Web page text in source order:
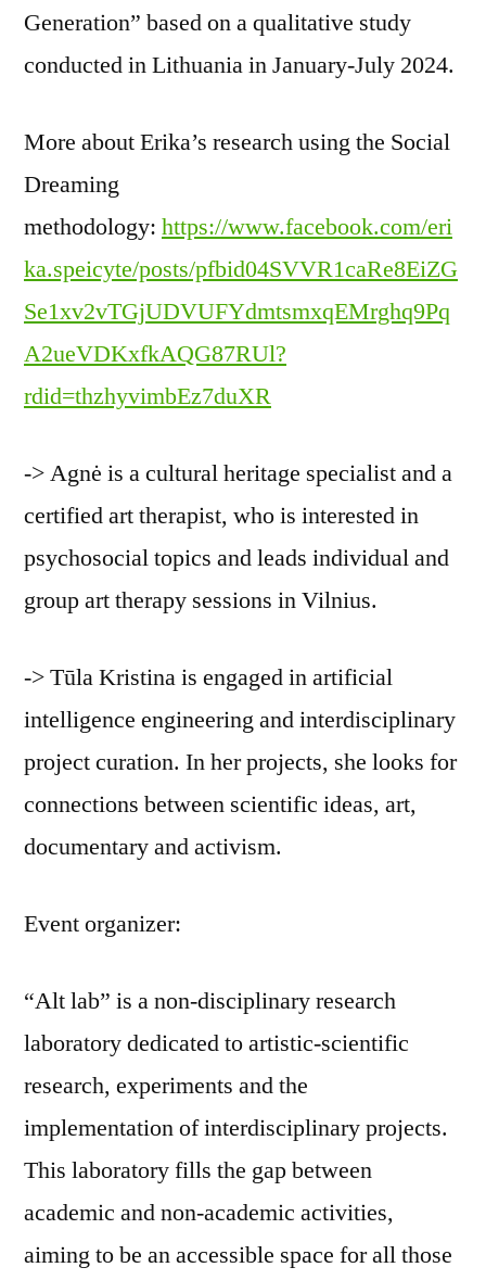
Generation” based on a qualitative study
conducted in Lithuania in January-July 2024.
More about Erika’s research using the Social
Dreaming
methodology: https://www.facebook.com/eri
ka.speicyte/posts/pfbid04SVVR1caRe8EiZG
Se1xv2vTGjUDVUFYdmtsmxqEMrghq9Pq
A2ueVDKxfkAQG87RUl?
rdid=thzhyvimbEz7duXR
-> Agnė is a cultural heritage specialist and a
certified art therapist, who is interested in
psychosocial topics and leads individual and
group art therapy sessions in Vilnius.
-> Tūla Kristina is engaged in artificial
intelligence engineering and interdisciplinary
project curation. In her projects, she looks for
connections between scientific ideas, art,
documentary and activism.
Event organizer:
“Alt lab” is a non-disciplinary research
laboratory dedicated to artistic-scientific
research, experiments and the
implementation of interdisciplinary projects.
This laboratory fills the gap between
academic and non-academic activities,
aiming to be an accessible space for all those